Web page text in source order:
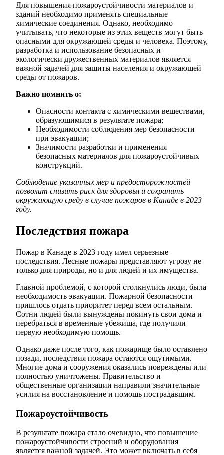
Для повышения пожароустойчивости материалов и
зданий необходимо применять специальные
химические соединения. Однако, необходимо
учитывать, что некоторые из этих веществ могут быть
опасными для окружающей среды и человека. Поэтому,
разработка и использование безопасных и
экологически дружественных материалов является
важной задачей для защиты населения и окружающей
среды от пожаров.
Важно помнить о:
Опасности контакта с химическими веществами,
образующимися в результате пожара;
Необходимости соблюдения мер безопасности
при эвакуации;
Значимости разработки и применения
безопасных материалов для пожароустойчивых
конструкций.
Соблюдение указанных мер и предосторожностей
позволит снизить риск для здоровья и сохранить
окружающую среду в случае пожаров в Канаде в 2023
году.
Последствия пожара
Пожар в Канаде в 2023 году имел серьезные
последствия. Лесные пожары представляют угрозу не
только для природы, но и для людей и их имущества.
Главной проблемой, с которой столкнулись люди, была
необходимость эвакуации. Пожарной безопасности
пришлось отдать приоритет перед всем остальным.
Сотни людей были вынуждены покинуть свои дома и
перебраться в временные убежища, где получили
первую необходимую помощь.
Однако даже после того, как пожарище было оставлено
позади, последствия пожара остаются ощутимыми.
Многие дома и сооружения оказались повреждены или
полностью уничтожены. Правительство и
общественные организации направили значительные
усилия на восстановление и помощь пострадавшим.
Пожароустойчивость
В результате пожара стало очевидно, что повышение
пожароустойчивости строений и оборудования
является важной задачей. Это может включать в себя